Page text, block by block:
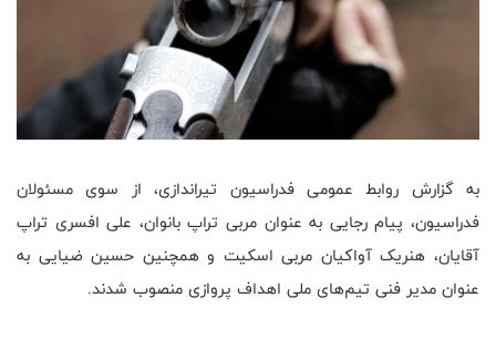
به گزارش روابط عمومی فدراسیون تیراندازی، از سوی مسئولان
فدراسیون، پیام رجایی به عنوان مربی تراپ بانوان، علی افسری تراپ
آقایان، هنریک آواکیان مربی اسکیت و همچنین حسین ضیایی به
عنوان مدیر فنی تیم‌های ملی اهداف پروازی منصوب شدند.